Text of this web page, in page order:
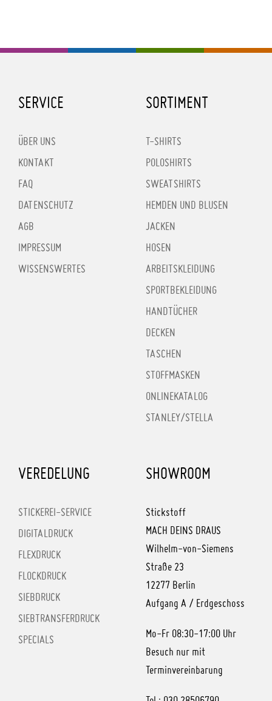
SERVICE
ÜBER UNS
KONTAKT
FAQ
DATENSCHUTZ
AGB
IMPRESSUM
WISSENSWERTES
SORTIMENT
T-SHIRTS
POLOSHIRTS
SWEATSHIRTS
HEMDEN UND BLUSEN
JACKEN
HOSEN
ARBEITSKLEIDUNG
SPORTBEKLEIDUNG
HANDTÜCHER
DECKEN
TASCHEN
STOFFMASKEN
ONLINEKATALOG
STANLEY/STELLA
VEREDELUNG
STICKEREI-SERVICE
DIGITALDRUCK
FLEXDRUCK
FLOCKDRUCK
SIEBDRUCK
SIEBTRANSFERDRUCK
SPECIALS
SHOWROOM
Stickstoff
MACH DEINS DRAUS
Wilhelm-von-Siemens
Straße 23
12277 Berlin
Aufgang A / Erdgeschoss
Mo-Fr 08:30-17:00 Uhr
Besuch nur mit
Terminvereinbarung